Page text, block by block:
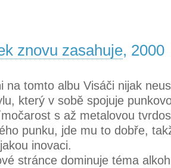
znovu zasahuje, 2000
na tomto albu Visáči nijak
který v sobě spojuje
s až metalovou
punku, jde mu to dobře,
inovaci.
stránce dominuje téma